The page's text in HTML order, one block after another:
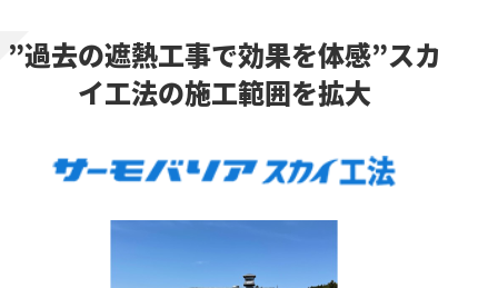
”過去の遮熱工事で効果を体感”スカ
イ工法の施工範囲を拡大